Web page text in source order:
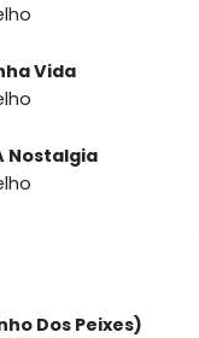
Vida
Nostalgia
Dos Peixes)